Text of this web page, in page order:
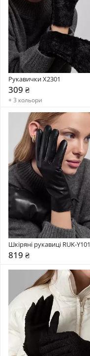
Рукавички X2301
309 ₴
+ 3 кольори
Шкіряні рукавиці RUK-Y101
819 ₴